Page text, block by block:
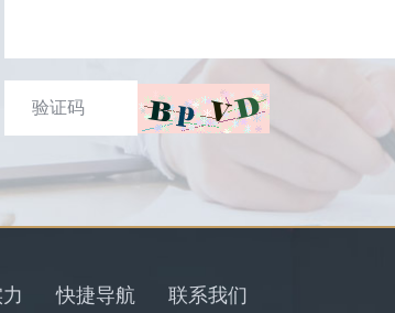
快捷导航 联系我们